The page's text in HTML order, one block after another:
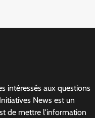
intéressés aux questions
News est un
de mettre l'information